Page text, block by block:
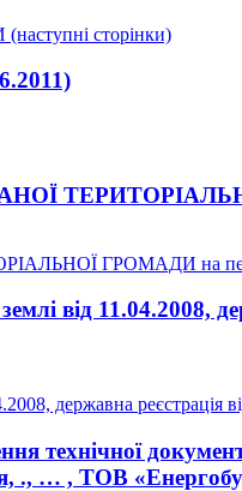
сторінки)
ГРОМАДИ на
від 11.04.2008,
державна
., … , ТОВ